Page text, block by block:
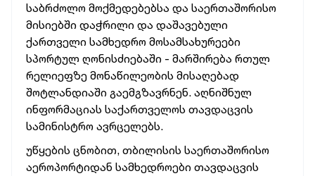
საბრძოლო მოქმედებებსა და საერთაშორისო
მისიებში დაჭრილი და დაშავებული
ქართველი სამხედრო მოსამსახურეები
სპორტულ ღონისძიებაში - მარშირება რთულ
რელიეფზე მონაწილეობის მისაღებად
შოტლანდიაში გაემგზავრნენ. აღნიშნულ
ინფორმაციას საქართველოს თავდაცვის
სამინისტრო ავრცელებს.
უწყების ცნობით, თბილისის საერთაშორისო
აეროპორტიდან სამხედროები თავდაცვის